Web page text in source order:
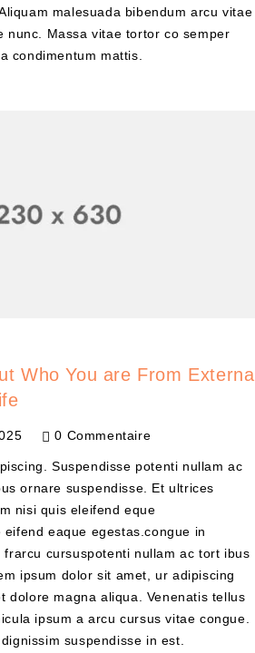
malesuada bibendum arcu vitae
nunc. Massa vitae tortor co semper
condimentum mattis.
Who You are From Externa
0 Commentaire
Suspendisse potenti nullam ac
ornare suspendisse. Et ultrices
nisi quis eleifend eque
eaque egestas.congue in
cursuspotenti nullam ac tort ibus
ipsum dolor sit amet, ur adipiscing
dolore magna aliqua. Venenatis tellus
ipsum a arcu cursus vitae congue.
suspendisse in est.